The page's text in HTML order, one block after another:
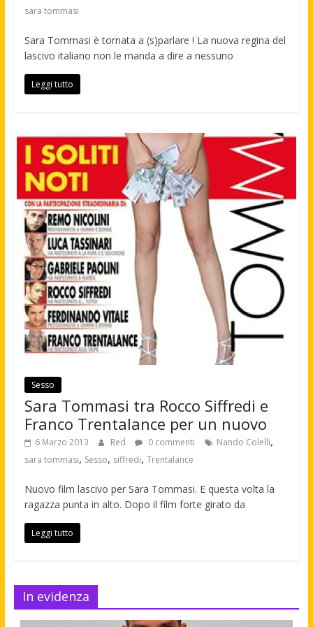
sara tommasi
Sara Tommasi è tornata a (s)parlare ! La nuova regina del
lascivo italiano non le manda a dire a nessuno
Leggi tutto
Sesso
Sara Tommasi tra Rocco Siffredi e
Franco Trentalance per un nuovo
6 Marzo 2013 Red 0 commenti Nando Colelli,
sara tommasi, Sesso, siffredi, Trentalance
Nuovo film lascivo per Sara Tommasi. E questa volta la
ragazza punta in alto. Dopo il film forte girato da
Leggi tutto
In evidenza